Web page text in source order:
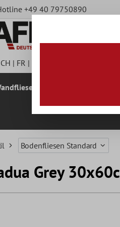
+49 40 79750890
CH | FR |
Bodenfliesen Standard
Grey